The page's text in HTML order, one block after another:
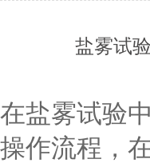
盐雾试
在盐雾试验
操作流程，